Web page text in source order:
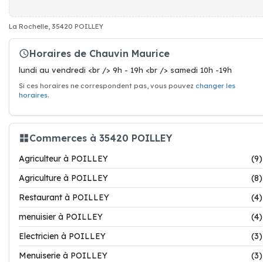
La Rochelle, 35420 POILLEY
Horaires de Chauvin Maurice
lundi au vendredi <br /> 9h - 19h <br /> samedi 10h -19h
Si ces horaires ne correspondent pas, vous pouvez changer les
horaires.
Commerces à 35420 POILLEY
Agriculteur à POILLEY
(9)
Agriculture à POILLEY
(8)
Restaurant à POILLEY
(4)
menuisier à POILLEY
(4)
Electricien à POILLEY
(3)
Menuiserie à POILLEY
(3)